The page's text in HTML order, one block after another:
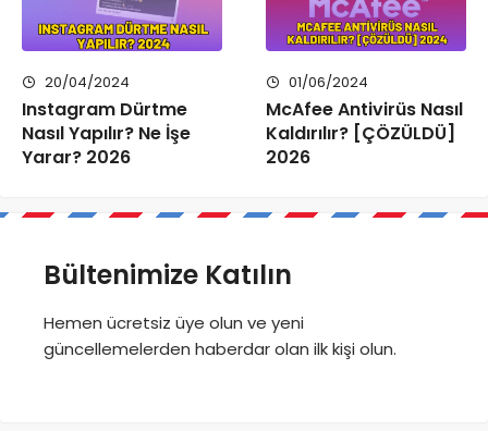
20/04/2024
Instagram Dürtme
Nasıl Yapılır? Ne İşe
Yarar? 2026
01/06/2024
McAfee Antivirüs Nasıl
Kaldırılır? [ÇÖZÜLDÜ]
2026
Bültenimize Katılın
Hemen ücretsiz üye olun ve yeni
güncellemelerden haberdar olan ilk kişi olun.